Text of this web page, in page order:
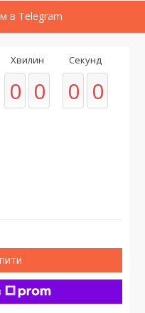
в Telegram
Хвилин
0 0
Секунд
0 0